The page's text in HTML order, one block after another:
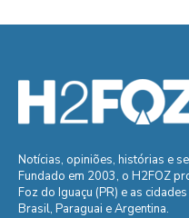
Notícias, opiniões, histórias e
Fundado em 2003, o H2FOZ
Foz do Iguaçu (PR) e as
Brasil, Paraguai e Argentina.